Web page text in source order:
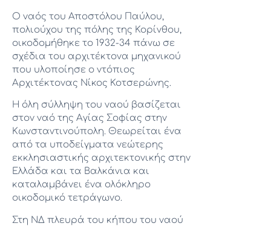
Ο ναός του Αποστόλου Παύλου,
πολιούχου της πόλης της Κορίνθου,
οικοδομήθηκε το 1932-34 πάνω σε
σχέδια του αρχιτέκτονα μηχανικού
που υλοποίησε ο ντόπιος
Αρχιτέκτονας Νίκος Κοτσερώνης.
Η όλη σύλληψη του ναού βασίζεται
στον ναό της Αγίας Σοφίας στην
Κωνσταντινούπολη. Θεωρείται ένα
από τα υποδείγματα νεώτερης
εκκλησιαστικής αρχιτεκτονικής στην
Ελλάδα και τα Βαλκάνια και
καταλαμβάνει ένα ολόκληρο
οικοδομικό τετράγωνο.
Στη ΝΔ πλευρά του κήπου του ναού